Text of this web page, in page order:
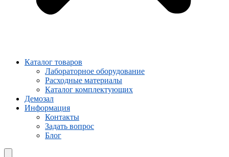
Каталог товаров
Лабораторное оборудование
Расходные материалы
Каталог комплектующих
Демозал
Информация
Контакты
Задать вопрос
Блог